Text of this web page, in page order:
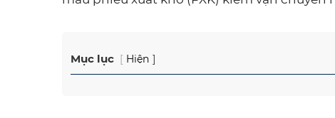
Mục lục Hiện